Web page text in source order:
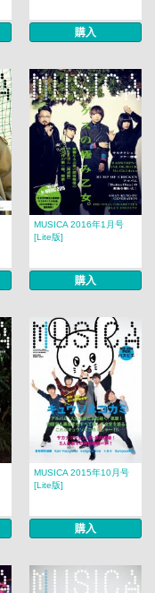
購入
MUSICA 2016年1月号
[Lite版]
購入
MUSICA 2015年10月号
[Lite版]
購入